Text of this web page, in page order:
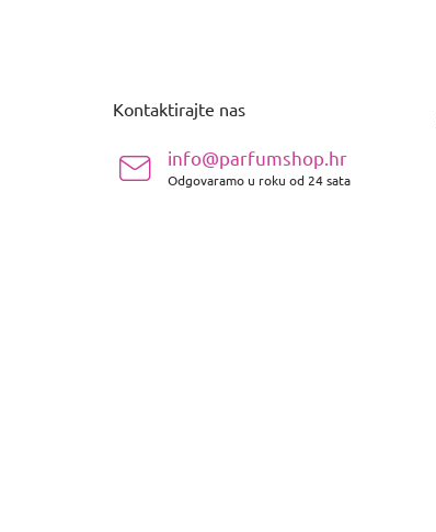
Kontaktirajte nas
info@parfumshop.hr
Odgovaramo u roku od 24 sata